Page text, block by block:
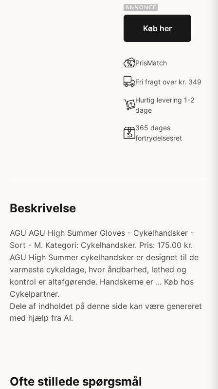
Køb her
PrisMatch
Fri fragt over kr. 349
Hurtig levering 1-2
dage
365 dages
fortrydelsesret
Beskrivelse
AGU AGU High Summer Gloves - Cykelhandsker -
Sort - M. Kategori: Cykelhandsker. Pris: 175.00 kr.
AGU High Summer cykelhandsker er designet til de
varmeste cykeldage, hvor åndbarhed, lethed og
kontrol er altafgørende. Handskerne er ... Køb hos
Cykelpartner.
Dele af indholdet på denne side kan være genereret
med hjælp fra AI.
Ofte stillede spørgsmål